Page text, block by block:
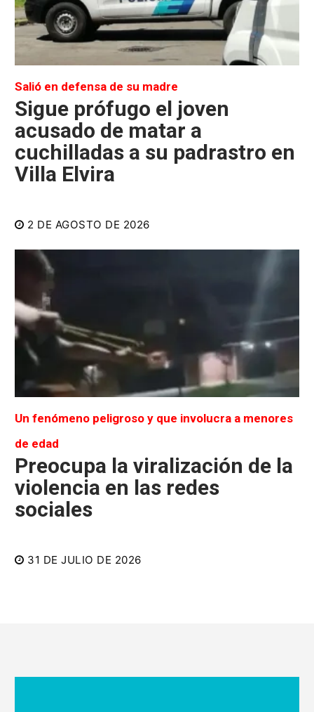
Salió en defensa de su madre
Sigue prófugo el joven
acusado de matar a
cuchilladas a su padrastro en
Villa Elvira
2 DE AGOSTO DE 2026
Un fenómeno peligroso y que involucra a menores
de edad
Preocupa la viralización de la
violencia en las redes
sociales
31 DE JULIO DE 2026